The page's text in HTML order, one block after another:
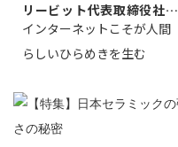
リービット代表取締役社長
ＣＥＯ 石田...
インターネットこそが人間
らしいひらめきを生む